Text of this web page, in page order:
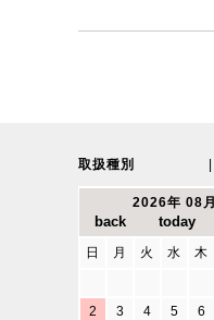
取扱種別
2026年 08月
日 月 火 水 木
2
3 4 5 6